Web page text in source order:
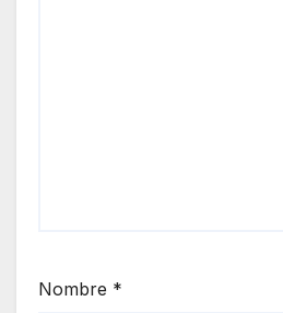
Nombre *